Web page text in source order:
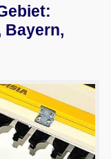
Bayern,